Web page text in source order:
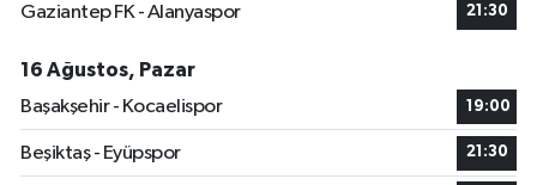
Gaziantep FK - Alanyaspor 21:30
16 Ağustos, Pazar
Başakşehir - Kocaelispor
19:00
Beşiktaş - Eyüpspor 21:30